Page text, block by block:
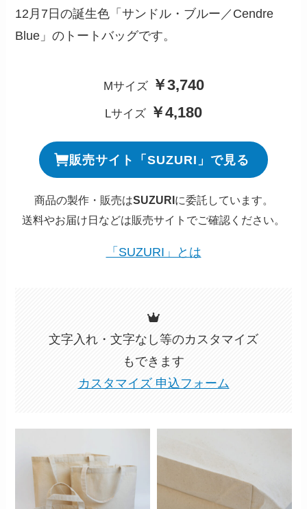
12月7日の誕生色「サンドル・ブルー／Cendre
Blue」のトートバッグです。
Mサイズ ￥3,740
Lサイズ ￥4,180
販売サイト「SUZURI」で見る
商品の製作・販売はSUZURIに委託しています。
送料やお届け日などは販売サイトでご確認ください。
「SUZURI」とは
文字入れ・文字なし等のカスタマイズ
もできます
カスタマイズ 申込フォーム